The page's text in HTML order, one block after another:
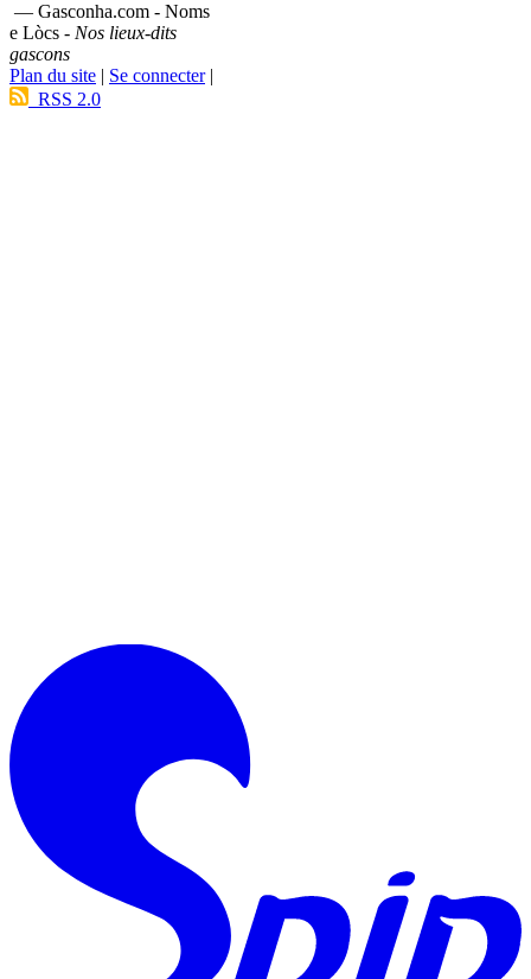
— Gasconha.com - Noms
e Lòcs - Nos lieux-dits
gascons
Plan du site | Se connecter|
RSS 2.0